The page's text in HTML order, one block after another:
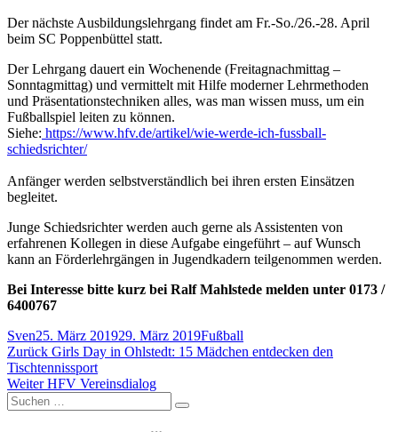
Der nächste Ausbildungslehrgang findet am Fr.-So./26.-28. April
beim SC Poppenbüttel statt.
Der Lehrgang dauert ein Wochenende (Freitagnachmittag –
Sonntagmittag) und vermittelt mit Hilfe moderner Lehrmethoden
und Präsentationstechniken alles, was man wissen muss, um ein
Fußballspiel leiten zu können.
Siehe: https://www.hfv.de/artikel/wie-werde-ich-fussball-
schiedsrichter/
Anfänger werden selbstverständlich bei ihren ersten Einsätzen
begleitet.
Junge Schiedsrichter werden auch gerne als Assistenten von
erfahrenen Kollegen in diese Aufgabe eingeführt – auf Wunsch
kann an Förderlehrgängen in Jugendkadern teilgenommen werden.
Bei Interesse bitte kurz bei Ralf Mahlstede melden unter 0173 /
6400767
Autor
SvenVeröffentlicht
am
25. März 201929. März 2019Kategorien
Fußball
Beitragsnavigation
Zurück Vorheriger
Beitrag:
Girls Day in Ohlstedt: 15 Mädchen entdecken den
Tischtennissport
Weiter Nächster
Beitrag:
HFV Vereinsdialog
Suchen
nach:
Suchen